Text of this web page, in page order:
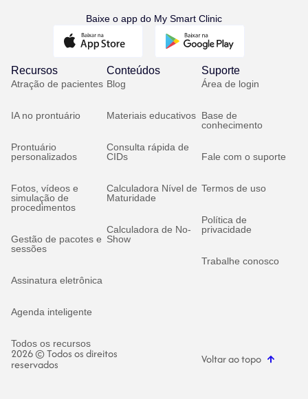
Baixe o app do My Smart Clinic
Recursos
Atração de pacientes
IA no prontuário
Prontuário
personalizados
Fotos, vídeos e
simulação de
procedimentos
Gestão de pacotes e
sessões
Assinatura eletrônica
Agenda inteligente
Todos os recursos
Conteúdos
Blog
Materiais educativos
Consulta rápida de
CIDs
Calculadora Nível de
Maturidade
Calculadora de No-
Show
Suporte
Área de login
Base de
conhecimento
Fale com o suporte
Termos de uso
Política de
privacidade
Trabalhe conosco
2026 © Todos os direitos
reservados Voltar ao topo